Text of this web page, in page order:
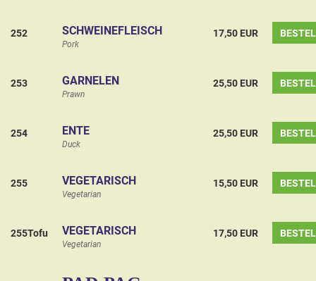
252 SCHWEINEFLEISCH
Pork
17,50 EUR
253 GARNELEN
Prawn
25,50 EUR
254 ENTE
Duck
25,50 EUR
255 VEGETARISCH
Vegetarian
15,50 EUR
255Tofu VEGETARISCH
Vegetarian
17,50 EUR